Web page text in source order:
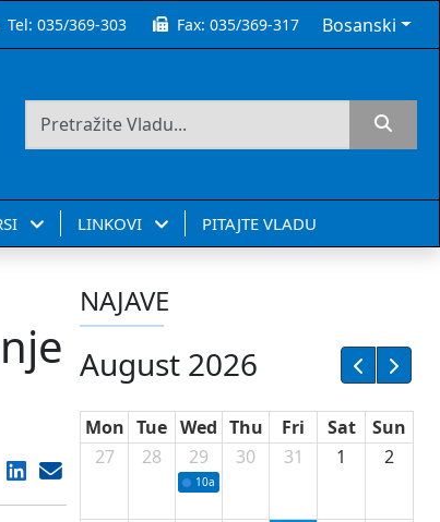
Tel:035/369-303 Fax:035/369-317 Bosanski
LINKOVI PITAJTE VLADU
NAJAVE
August 2026
Mon Tue Wed Thu Fri Sat
Sun
27
28 29
10a Potpisivanje ugovora sa neprofitnim
30 31 1 2